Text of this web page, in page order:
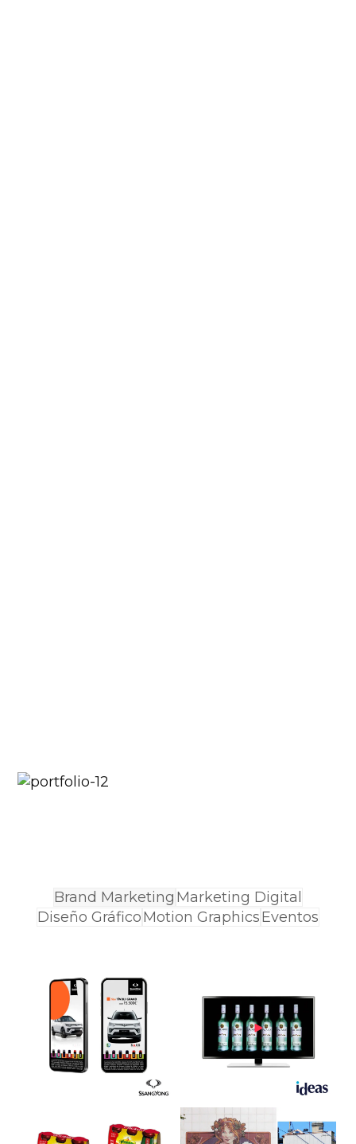
Brand Marketing Marketing Digital
Diseño GráficoMotion GraphicsEventos